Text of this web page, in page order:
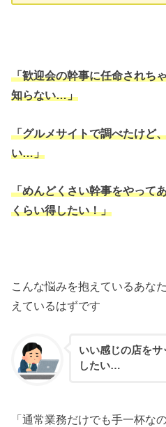
「歓迎会の幹事に任命されち
知らない…」
「グルメサイトで調べたけど
い…」
「めんどくさい幹事をやって
くらい得したい！」
こんな悩みを抱えているあな
えているはずです
いい感じの店を
したい…
「通常業務だけでも手一杯な